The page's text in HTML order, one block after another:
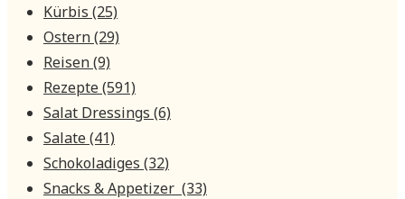
Kürbis (25)
Ostern(29)
Reisen(9)
Rezepte(591)
Salat Dressings (6)
Salate(41)
Schokoladiges (32)
Snacks & Appetizer (33)